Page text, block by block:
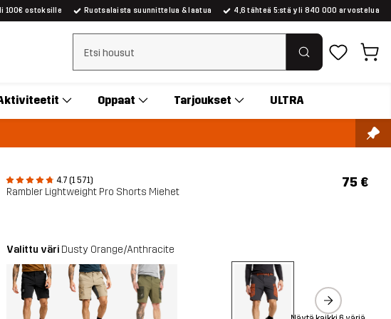
100€ ostoksille Ruotsalaista suunnittelua & laatua 4,6 tähteä 5:stä yli 840 000 arvostelua
Tyhjennä haku
Oppaat Tarjoukset ULTRA
4.7 (1 571)
Rambler Lightweight Pro Shorts Miehet
75 €
Valittu väri Dusty Orange/Anthracite